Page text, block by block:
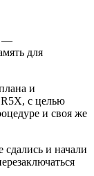
—
для
и
с целью
и своя же
и начали